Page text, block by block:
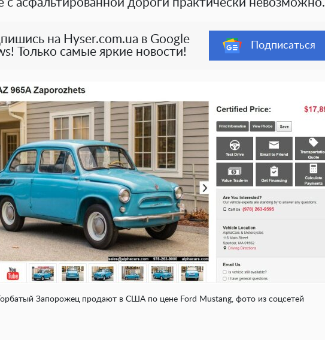
с асфальтированной дороги практически невозможно.
на Hyser.com.ua в Google
Только самые яркие новости!
Подписаться
Горбатый Запорожец продают в США по цене Ford Mustang, фото из соцсетей